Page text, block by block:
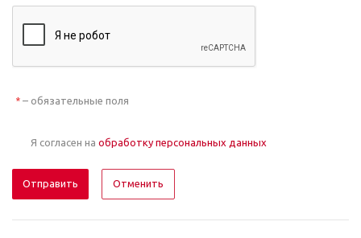
* – обязательные поля
Я согласен на обработку персональных данных
Отменить